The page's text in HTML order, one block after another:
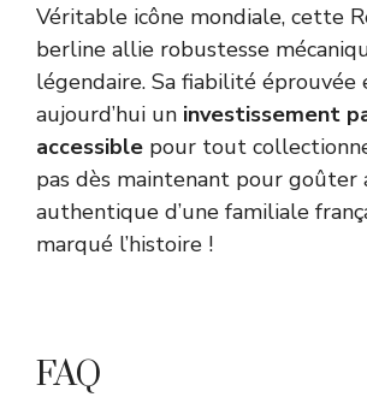
Véritable icône mondiale, cette
berline allie robustesse
légendaire. Sa fiabilité éprouvée
aujourd’hui un investissement
accessible pour tout
pas dès maintenant pour goûter
authentique d’une familiale
marqué l’histoire !
FAQ